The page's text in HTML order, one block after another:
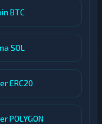
BTC
SOL
ERC20
POLYGON